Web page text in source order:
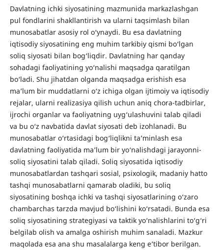
Davlatning ichki siyosatining mazmunida markazlashgan
pul fondlarini shakllantirish va ularni taqsimlash bilan
munosabatlar asosiy rol o‘ynaydi. Bu esa davlatning
iqtisodiy siyosatining eng muhim tarkibiy qismi bo‘lgan
soliq siyosati bilan bog‘liqdir. Davlatning har qanday
sohadagi faoliyatining yo‘nalishi maqsadga qaratilgan
bo‘ladi. Shu jihatdan olganda maqsadga erishish esa
ma’lum bir muddatlarni o‘z ichiga olgan ijtimoiy va iqtisodiy
rejalar, ularni realizasiya qilish uchun aniq chora-tadbirlar,
ijrochi organlar va faoliyatning uyg‘ulashuvini talab qiladi
va bu o‘z navbatida davlat siyosati deb izohlanadi. Bu
munosabatlar o‘rtasidagi bog‘liqlikni ta’minlash esa
davlatning faoliyatida ma’lum bir yo‘nalishdagi jarayonni-
soliq siyosatini talab qiladi. Soliq siyosatida iqtisodiy
munosabatlardan tashqari sosial, psixologik, madaniy hatto
tashqi munosabatlarni qamarab oladiki, bu soliq
siyosatining boshqa ichki va tashqi siyosatlarining o‘zaro
chambarchas tarzda mavjud bo‘lishini ko‘rsatadi. Bunda esa
soliq siyosatining strategiyasi va taktik yo‘nalishlarini to‘g‘ri
belgilab olish va amalga oshirish muhim sanaladi. Mazkur
maqolada esa ana shu masalalarga keng e’tibor berilgan.